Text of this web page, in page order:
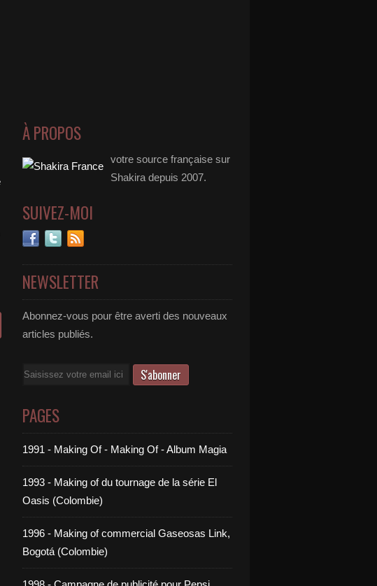
À PROPOS
votre source française sur
Shakira depuis 2007.
SUIVEZ-MOI
NEWSLETTER
Abonnez-vous pour être averti des nouveaux
articles publiés.
Email
PAGES
1991 - Making Of - Making Of - Album Magia
1993 - Making of du tournage de la série El
Oasis (Colombie)
1996 - Making of commercial Gaseosas Link,
Bogotá (Colombie)